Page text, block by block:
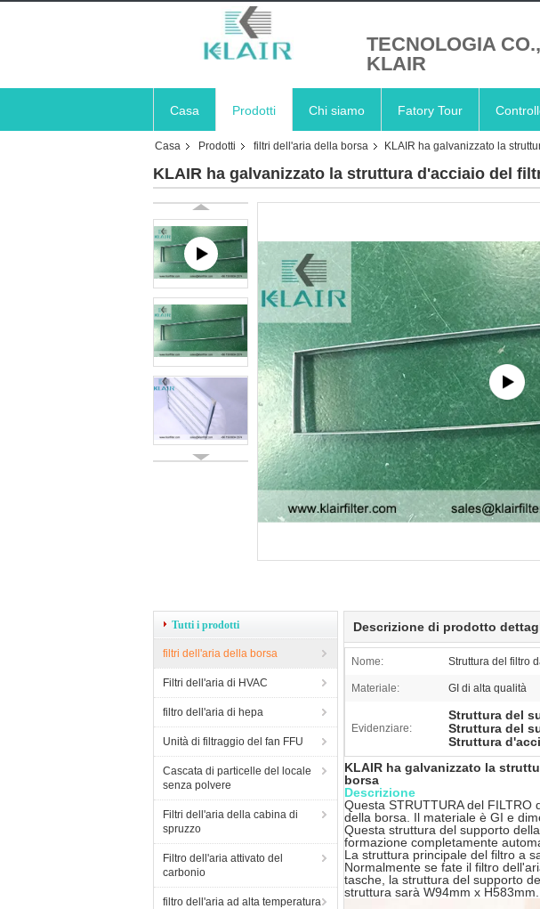
TECNOLOGIA
KLAIR
Casa Prodotti Chi siamo Fatory Tour
Casa Prodotti filtri dell'aria della borsa KLAIR ha galvanizzato la
KLAIR ha galvanizzato la struttura d'acciaio del
Tutti i prodotti
filtri dell'aria della borsa
Filtri dell'aria di HVAC
filtro dell'aria di hepa
Unità di filtraggio del fan FFU
Cascata di particelle del locale
senza polvere
Filtri dell'aria della cabina di
spruzzo
Filtro dell'aria attivato del
carbonio
filtro dell'aria ad alta temperatura
Descrizione di prodotto
Nome: Struttura del filtro
Materiale: GI di alta qualità
Evidenziare:
Struttura del
Struttura del
Struttura
KLAIR ha galvanizzato la
borsa
Descrizione
Questa STRUTTURA del
della borsa. Il materiale è GI e
Questa struttura del supporto
formazione completamente
La struttura principale del filtro a
Normalmente se fate il filtro
tasche, la struttura del supporto
struttura sarà W94mm x H583mm.